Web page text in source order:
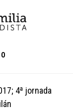
4ª jornada